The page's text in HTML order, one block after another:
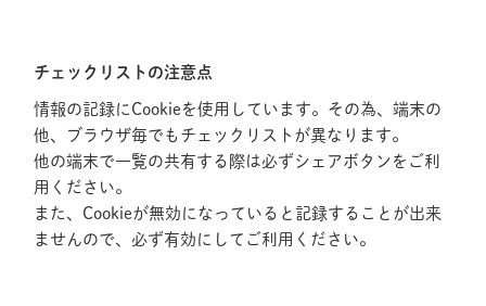
チェックリストの注意点
情報の記録にCookieを使用しています。その為、端末の
他、ブラウザ毎でもチェックリストが異なります。
他の端末で一覧の共有する際は必ずシェアボタンをご利
用ください。
また、Cookieが無効になっていると記録することが出来
ませんので、必ず有効にしてご利用ください。